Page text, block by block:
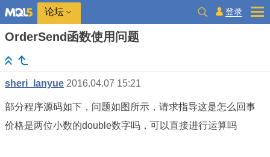
论坛 登录
OrderSend函数使用问题
sheri_lanyue 2016.04.07 15:21
部分程序源码如下，问题如图所示，请求指导这是怎么回事
价格是两位小数的double数字吗，可以直接进行运算吗